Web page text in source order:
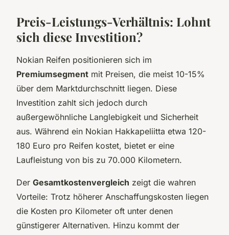
Preis-Leistungs-Verhältnis: Lohnt
sich diese Investition?
Nokian Reifen positionieren sich im
Premiumsegment mit Preisen, die meist 10-15%
über dem Marktdurchschnitt liegen. Diese
Investition zahlt sich jedoch durch
außergewöhnliche Langlebigkeit und Sicherheit
aus. Während ein Nokian Hakkapeliitta etwa 120-
180 Euro pro Reifen kostet, bietet er eine
Laufleistung von bis zu 70.000 Kilometern.
Der Gesamtkostenvergleich zeigt die wahren
Vorteile: Trotz höherer Anschaffungskosten liegen
die Kosten pro Kilometer oft unter denen
günstigerer Alternativen. Hinzu kommt der